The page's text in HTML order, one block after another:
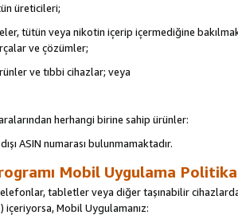
üreticileri;
tütün veya nikotin içerip içermediğine
ve çözümler;
ve tıbbi cihazlar; veya
herhangi birine sahip ürünler:
ASIN numarası bulunmamaktadır.
Mobil Uygulama
tabletler veya diğer taşınabilir
içeriyorsa, Mobil Uygulamanız: